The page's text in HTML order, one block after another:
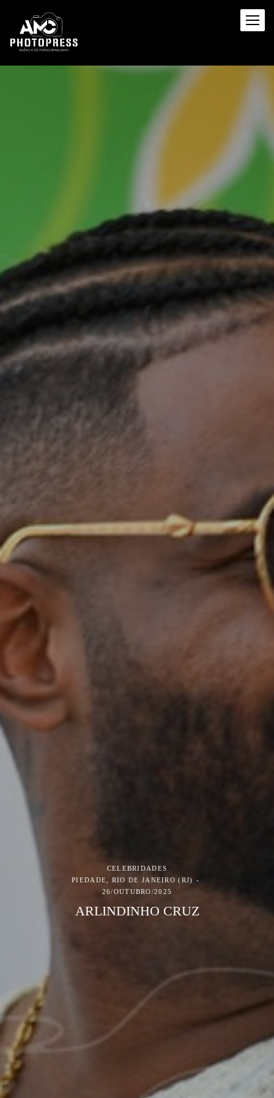
CELEBRIDADES
PIEDADE, RIO DE JANEIRO (RJ)
26/OUTUBRO/2025
ARLINDINHO CRUZ